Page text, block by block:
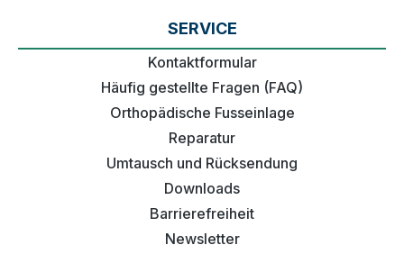
SERVICE
Kontaktformular
Häufig gestellte Fragen (FAQ)
Orthopädische Fusseinlage
Reparatur
Umtausch und Rücksendung
Downloads
Barrierefreiheit
Newsletter